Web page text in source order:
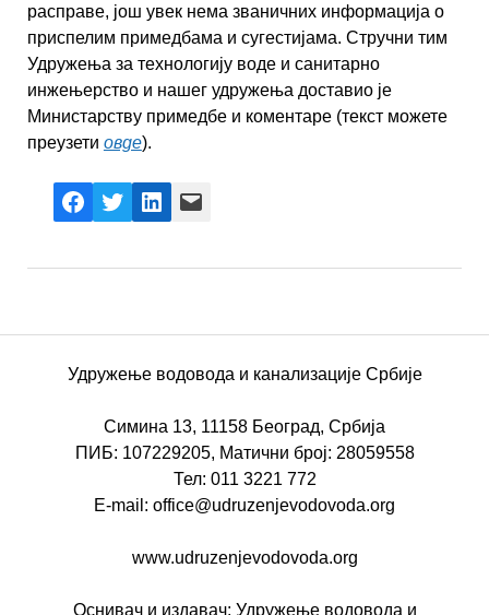
расправе, још увек нема званичних информација о
приспелим примедбама и сугестијама. Стручни тим
Удружења за технологију воде и санитарно
инжењерство и нашег удружења доставио је
Министарству примедбе и коментаре (текст можете
преузети овде).
Facebook
X LinkedIn
Mail
Удружење водовода и канализације Србије
Симина 13, 11158 Београд, Србија
ПИБ: 107229205, Матични број: 28059558
Тел: 011 3221 772
E-mail: office@udruzenjevodovoda.org
www.udruzenjevodovoda.org
Оснивач и издавач: Удружење водовода и